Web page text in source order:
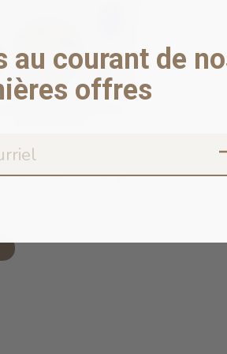
& Bacon Small...
au courant de
offres